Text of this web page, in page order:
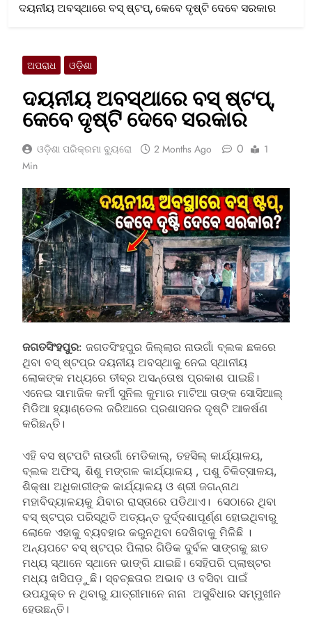
ଦୟନୀୟ ଅବସ୍ଥାରେ ବସ୍‌ ଷ୍ଟପ୍‌, କେବେ ଦୃଷ୍ଟି ଦେବେ ସରକାର
ଅପରାଧ ଓଡ଼ିଶା
ଦୟନୀୟ ଅବସ୍ଥାରେ ବସ୍‌ ଷ୍ଟପ୍‌,
କେବେ ଦୃଷ୍ଟି ଦେବେ ସରକାର
ଓଡ଼ିଶା ପରିକ୍ରମା ବ୍ୟୁରୋ 2 Months Ago 0
1
Min
ଜଗତସିଂହପୁର: ଜଗତସିଂହପୁର ଜିଲ୍ଲାର ନାଉଗାଁ ବ୍ଲକ ଛକରେ
ଥିବା ବସ୍‌ ଷ୍ଟପ୍‌ର ଦୟନୀୟ ଅବସ୍ଥାକୁ ନେଇ ସ୍ଥାନୀୟ
ଲୋକଙ୍କ ମଧ୍ୟରେ ତୀବ୍ର ଅସନ୍ତୋଷ ପ୍ରକାଶ ପାଇଛି।
ଏନେଇ ସାମାଜିକ କର୍ମୀ ସୁନିଲ କୁମାର ମାଟିଆ ତାଙ୍କ ସୋସିଆଲ୍‌
ମିଡିଆ ହ୍ୟାଣ୍ଡେଲ ଜରିଆରେ ପ୍ରଶାସନର ଦୃଷ୍ଟି ଆକର୍ଷଣ
କରିଛନ୍ତି।
ଏହି ବସ ଷ୍ଟପଟି ନାଉଗାଁ ମେଡିକାଲ୍‌, ତହସିଲ୍‌ କାର୍ଯ୍ୟାଳୟ,
ବ୍ଲକ ଅଫିସ୍‌, ଶିଶୁ ମଙ୍ଗଳ କାର୍ଯ୍ୟାଳୟ , ପଶୁ ଚିକିତ୍ସାଳୟ,
ଶିକ୍ଷା ଅଧିକାରୀଙ୍କ କାର୍ଯ୍ୟାଳୟ ଓ ଶ୍ରୀ ଜଗନ୍ନାଥ
ମହାବିଦ୍ୟାଳୟକୁ ଯିବାର ରାସ୍ତାରେ ପଡିଥାଏ। ସେଠାରେ ଥିବା
ବସ୍‌ ଷ୍ଟପ୍‌ର ପରିସ୍ଥିତି ଅତ୍ୟନ୍ତ ଦୁର୍ଦ୍ଦଶାପୂର୍ଣ୍ଣ ହୋଇଥିବାରୁ
ଲୋକେ ଏହାକୁ ବ୍ୟବହାର କରୁନଥିବା ଦେଖିବାକୁ ମିଳିଛି ।
ଅନ୍ୟପଟେ ବସ୍‌ ଷ୍ଟପ୍‌ର ପିଲାର ଗିଡିକ ଦୁର୍ବଳ ସାଙ୍ଗକୁ ଛାତ
ମଧ୍ୟ ସ୍ଥାନେ ସ୍ଥାନେ ଭାଙ୍ଗି ଯାଇଛି। ସେହିପରି ପ୍ଲାଷ୍ଟର
ମଧ୍ୟ ଖସିପଡ଼ୁଛି। ସ୍ବଚ୍ଛତାର ଅଭାବ ଓ ବସିବା ପାଇଁ
ଉପଯୁକ୍ତ ନ ଥିବାରୁ ଯାତ୍ରୀମାନେ ନାନା ଅସୁବିଧାର ସମ୍ମୁଖୀନ
ହେଉଛନ୍ତି।